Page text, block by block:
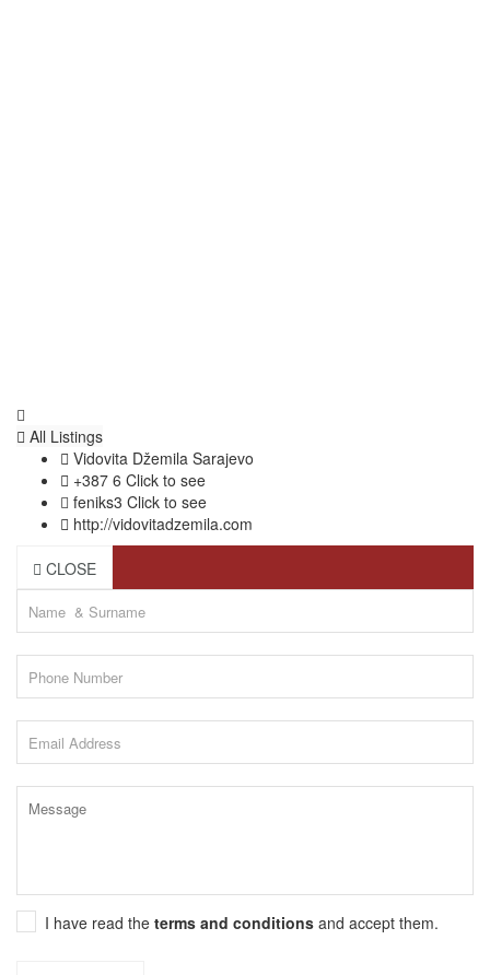
All Listings
Vidovita Džemila Sarajevo
+387 6 Click to see
feniks3 Click to see
http://vidovitadzemila.com
CLOSE
I have read the terms and conditions and accept them.